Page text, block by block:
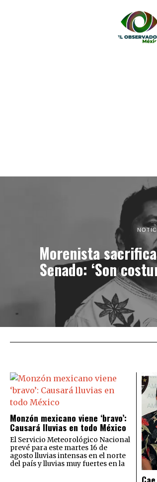
Morenista
Senado: ‘Son
Monzón mexicano viene ‘bravo’:
Causará lluvias en todo México
El Servicio Meteorológico Nacional
prevé para este martes 16 de
agosto lluvias intensas en el norte
del país y lluvias muy fuertes en la